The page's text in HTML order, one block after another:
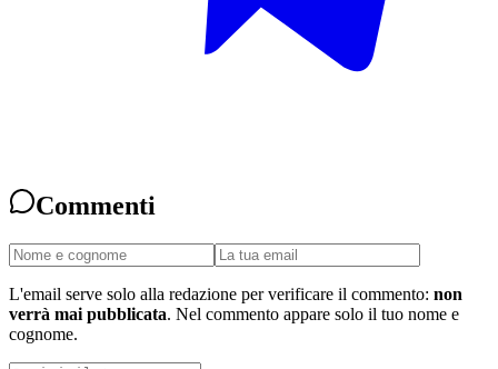
Commenti
L'email serve solo alla redazione per verificare il commento: non
verrà mai pubblicata. Nel commento appare solo il tuo nome e
cognome.